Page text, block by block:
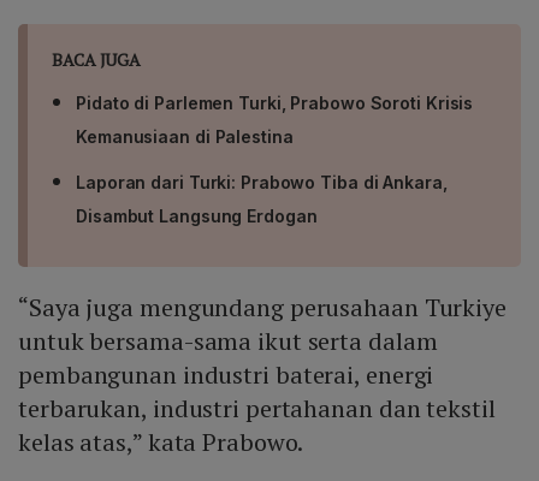
BACA JUGA
Pidato di Parlemen Turki, Prabowo Soroti Krisis
Kemanusiaan di Palestina
Laporan dari Turki: Prabowo Tiba di Ankara,
Disambut Langsung Erdogan
“Saya juga mengundang perusahaan Turkiye
untuk bersama-sama ikut serta dalam
pembangunan industri baterai, energi
terbarukan, industri pertahanan dan tekstil
kelas atas,” kata Prabowo.